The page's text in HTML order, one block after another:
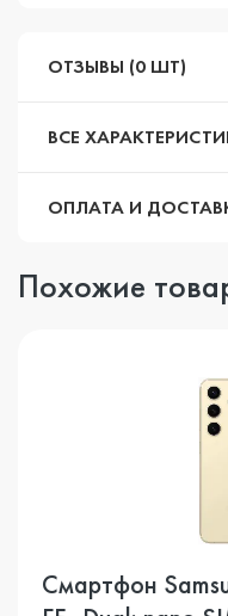
ОТЗЫВЫ (0 ШТ)
ВСЕ
ОПЛАТА И
Похожие
Смартфон